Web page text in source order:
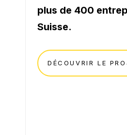
plus de 400
Suisse.
DÉCOUVRIR LE